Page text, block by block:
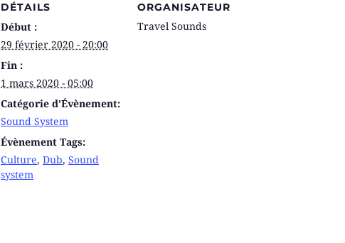
DÉTAILS
Début :
29 février 2020 - 20:00
Fin :
1 mars 2020 - 05:00
Catégorie d’Évènement:
Sound System
Évènement Tags:
Culture, Dub, Sound
system
ORGANISATEUR
Travel Sounds